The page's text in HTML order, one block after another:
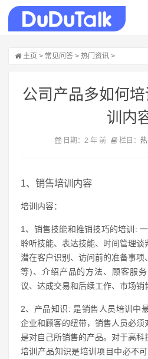
主页 > 常见问答 > 热门资讯 >
公司产品多如何
训内
日期：2 年 前 栏目：
1、销售培训内容
培训内容：
1、销售技能和推销技巧的培训:
聆听技能、表达技能、时间管理谈
潜在客户识别、访问前的准备事项
等)、介绍产品的方法、顾客服
议、达成交易和后续工作、市场销
2、产品知识: 是销售人员培训中
企业和顾客的纽带，销售人员必
是对自己所销售的产品。对于高科
培训产品知识是培训项目中必不